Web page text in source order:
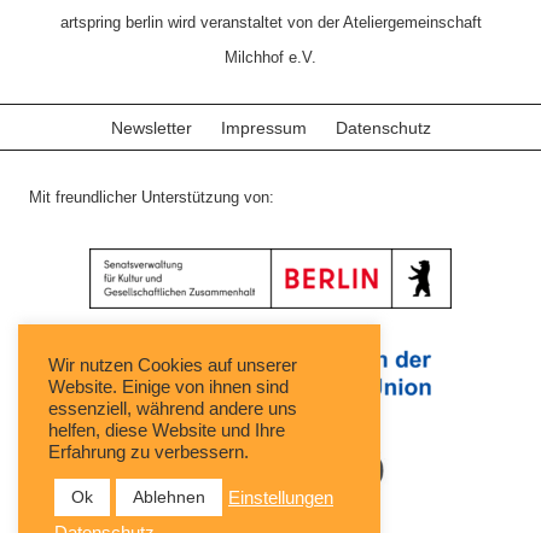
artspring berlin wird veranstaltet von der Ateliergemeinschaft
Milchhof e.V.
Newsletter Impressum Datenschutz
Mit freundlicher Unterstützung von:
Wir nutzen Cookies auf unserer
Website. Einige von ihnen sind
essenziell, während andere uns
helfen, diese Website und Ihre
Erfahrung zu verbessern.
Ok Ablehnen
Einstellungen